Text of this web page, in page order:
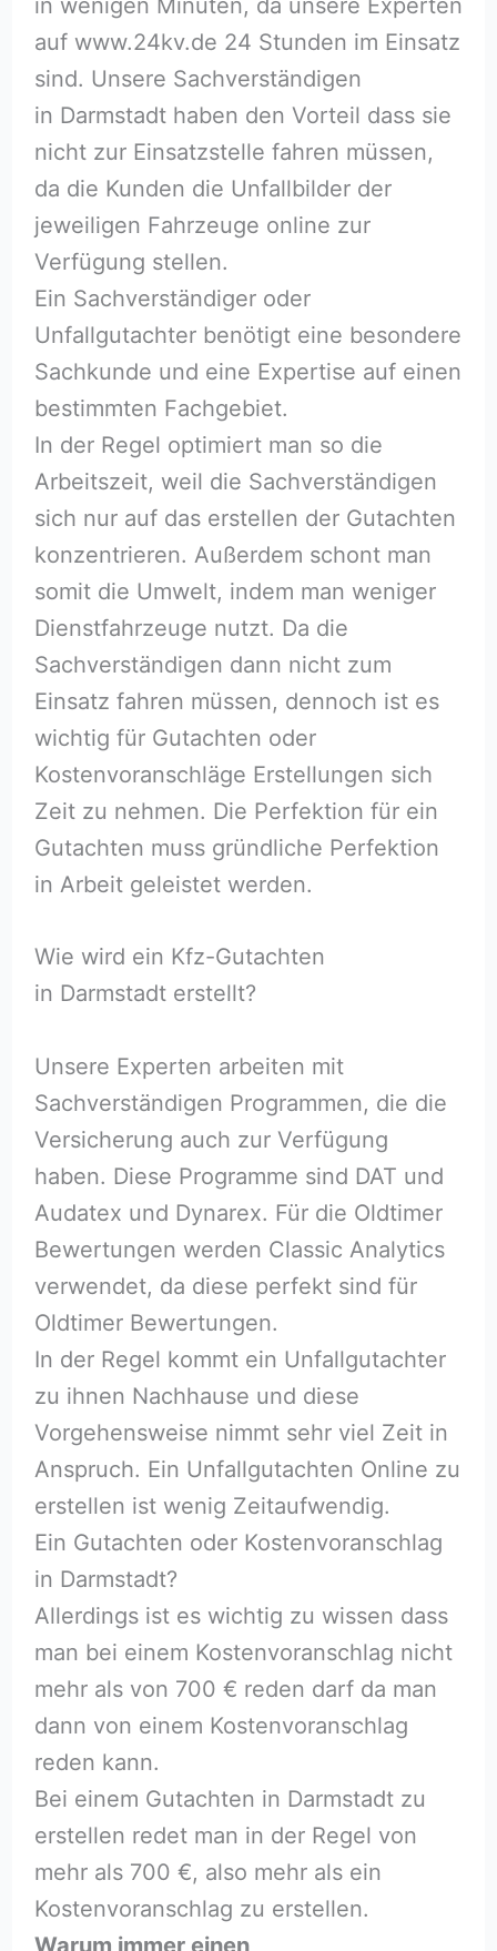
auf www.24kv.de 24 Stunden im Einsatz
sind. Unsere Sachverständigen
in Darmstadt haben den Vorteil dass sie
nicht zur Einsatzstelle fahren müssen,
da die Kunden die Unfallbilder der
jeweiligen Fahrzeuge online zur
Verfügung stellen.
Ein Sachverständiger oder
Unfallgutachter benötigt eine besondere
Sachkunde und eine Expertise auf einen
bestimmten Fachgebiet.
In der Regel optimiert man so die
Arbeitszeit, weil die Sachverständigen
sich nur auf das erstellen der Gutachten
konzentrieren. Außerdem schont man
somit die Umwelt, indem man weniger
Dienstfahrzeuge nutzt. Da die
Sachverständigen dann nicht zum
Einsatz fahren müssen, dennoch ist es
wichtig für Gutachten oder
Kostenvoranschläge Erstellungen sich
Zeit zu nehmen. Die Perfektion für ein
Gutachten muss gründliche Perfektion
in Arbeit geleistet werden.
Wie wird ein Kfz-Gutachten
in Darmstadt erstellt?
Unsere Experten arbeiten mit
Sachverständigen Programmen, die die
Versicherung auch zur Verfügung
haben. Diese Programme sind DAT und
Audatex und Dynarex. Für die Oldtimer
Bewertungen werden Classic Analytics
verwendet, da diese perfekt sind für
Oldtimer Bewertungen.
In der Regel kommt ein Unfallgutachter
zu ihnen Nachhause und diese
Vorgehensweise nimmt sehr viel Zeit in
Anspruch. Ein Unfallgutachten Online zu
erstellen ist wenig Zeitaufwendig.
Ein Gutachten oder Kostenvoranschlag
in Darmstadt?
Allerdings ist es wichtig zu wissen dass
man bei einem Kostenvoranschlag nicht
mehr als von 700 € reden darf da man
dann von einem Kostenvoranschlag
reden kann.
Bei einem Gutachten in Darmstadt zu
erstellen redet man in der Regel von
mehr als 700 €, also mehr als ein
Kostenvoranschlag zu erstellen.
Warum immer einen